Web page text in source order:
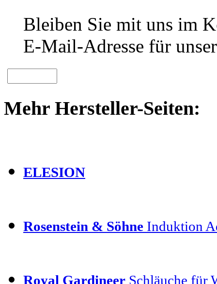
Bleiben Sie mit uns im
E-Mail-Adresse für
Mehr Hersteller-Seiten:
ELESION
Rosenstein & Söhne Induktion
Royal Gardineer Schläuche für